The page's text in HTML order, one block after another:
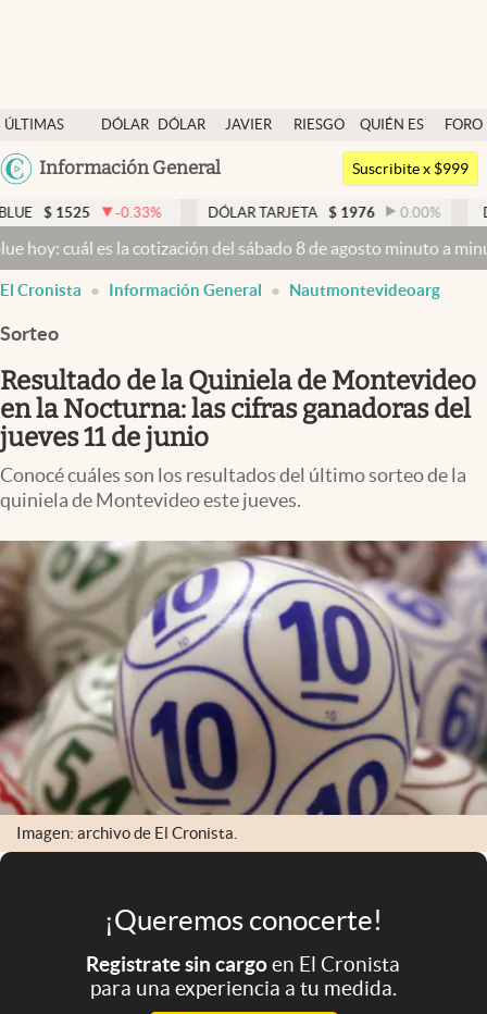
ÚLTIMAS
NOTICIAS
DÓLAR
DÓLAR
JAVIER
RIESGO
QUIÉN ES
QUIÉN
FORO
Argentina
México
Colombia
Información General
Dólar
Members
Economía y Política
Finanzas y Mercados
Mercados Online
Negocios
Columnistas
Otras secciones
Infotechnology
Clase
Clima
Mundial 2026
Eventos Corporativos
El Cronista Studio
Mediakit
abre en nueva pestaña
Argentina
Suscribite x $999
-0.33 % DÓLAR TARJETA $ 1976 0.00% DÓLAR MEP
cotización del sábado 8 de agosto minuto a minutoDólar hoy y
El Cronista Información General Nautmontevideoarg
Sorteo
Resultado de la Quiniela de Montevideo
en la Nocturna: las cifras ganadoras del
jueves 11 de junio
Conocé cuáles son los resultados del último sorteo de la
quiniela de Montevideo este jueves.
Imagen: archivo de El Cronista.
¡Queremos conocerte!
Registrate sin cargoen El Cronista
para una experiencia a tu medida.